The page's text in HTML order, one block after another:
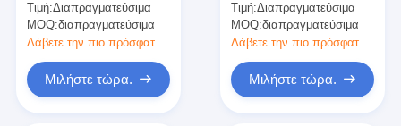
μπάνιου
Τιμή:Διαπραγματεύσιμα
MOQ:διαπραγματεύσιμα
Λάβετε την πιο πρόσφατη τιμή
Μιλήστε τώρα.
αξεσουάρ μπάνιου
Τιμή:Διαπραγματεύσιμα
MOQ:διαπραγματεύσιμα
Μιλήστε τώρα.